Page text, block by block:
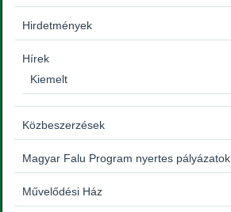
Hirdetmények
Hírek
Kiemelt
Közbeszerzések
Magyar Falu Program nyertes pályázatok
Művelődési Ház